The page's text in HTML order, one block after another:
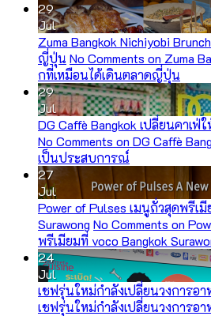
29
Jul
Zuma Bangkok Nichiyobi
ญี่ปุ่น No Comments on Zuma
กที่เหมือนได้เดินตลาดญี่ปุ่น
29
Jul
DG Caffè Bangkok เปลี่ยนคาเ
No Comments on DG Caffè
เป็นประสบการณ์
27
Jul
Power of Pulses เมนูถั่วสุดพรีเ
Surawong No Comments on
พรีเมียมที่ voco Bangkok
24
Jul
เชฟรุ่นใหม่กำลังเปลี่ยนวงการอา
เชฟรุ่นใหม่กำลังเปลี่ยนวงการอา